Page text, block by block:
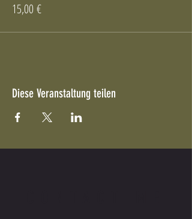
15,00 €
Diese Veranstaltung teilen